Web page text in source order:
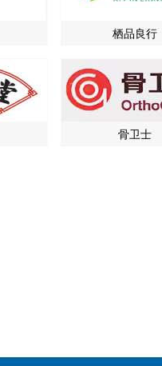
栖品良行
骨卫士